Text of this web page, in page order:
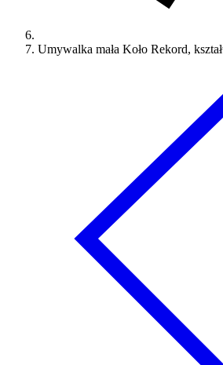
Umywalka mała Koło Rekord,